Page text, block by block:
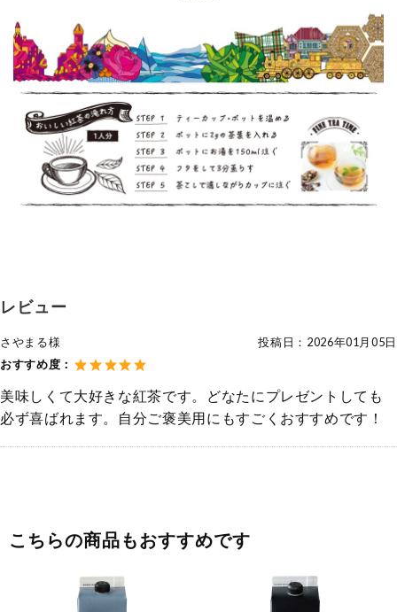
レビュー
さやまる様 投稿日： 2026年01月05日
おすすめ度：
美味しくて大好きな紅茶です。どなたにプレゼントしても
必ず喜ばれます。自分ご褒美用にもすごくおすすめです！
こちらの商品もおすすめです